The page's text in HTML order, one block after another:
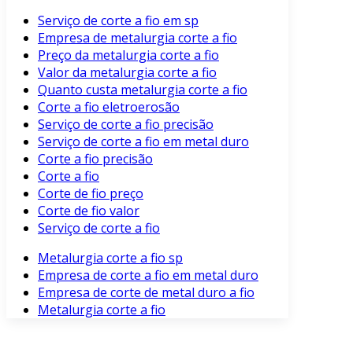
Serviço de corte a fio em sp
Empresa de metalurgia corte a fio
Preço da metalurgia corte a fio
Valor da metalurgia corte a fio
Quanto custa metalurgia corte a fio
Corte a fio eletroerosão
Serviço de corte a fio precisão
Serviço de corte a fio em metal duro
Corte a fio precisão
Corte a fio
Corte de fio preço
Corte de fio valor
Serviço de corte a fio
Metalurgia corte a fio sp
Empresa de corte a fio em metal duro
Empresa de corte de metal duro a fio
Metalurgia corte a fio